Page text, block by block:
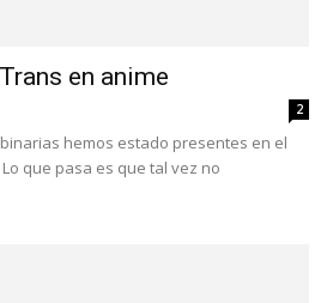
en anime
2
hemos estado presentes en el
que pasa es que tal vez no